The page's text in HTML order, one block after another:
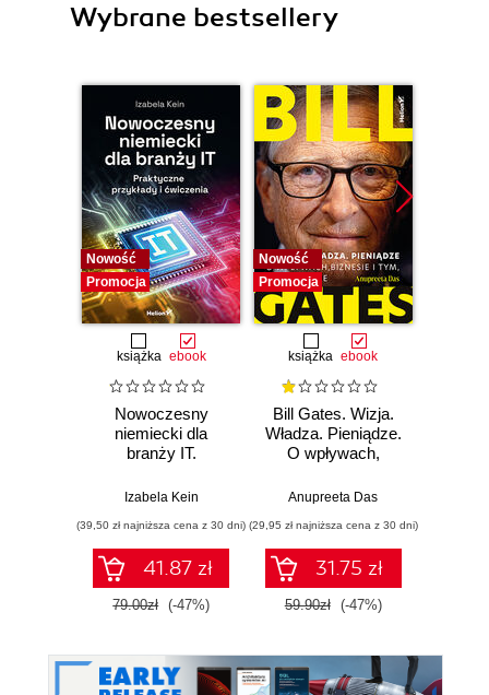
Wybrane bestsellery
Nowość
Promocja
książka ebook
Nowoczesny
niemiecki dla
branży IT.
przykłady i
Izabela Kein
(39,50 zł najniższa cena z 30 dni)
41.87 zł
79.00zł (-47%)
Nowość
Promocja
książka ebook
Bill Gates. Wizja.
Władza. Pieniądze.
O wpływach,
niejawne
Anupreeta Das
(29,95 zł najniższa cena z 30 dni)
31.75 zł
59.90zł (-47%)